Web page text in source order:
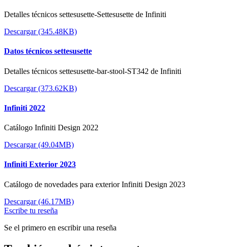
Detalles técnicos settesusette-Settesusette de Infiniti
Descargar (345.48KB)
Datos técnicos settesusette
Detalles técnicos settesusette-bar-stool-ST342 de Infiniti
Descargar (373.62KB)
Infiniti 2022
Catálogo Infiniti Design 2022
Descargar (49.04MB)
Infiniti Exterior 2023
Catálogo de novedades para exterior Infiniti Design 2023
Descargar (46.17MB)
Escribe tu reseña
Se el primero en escribir una reseña